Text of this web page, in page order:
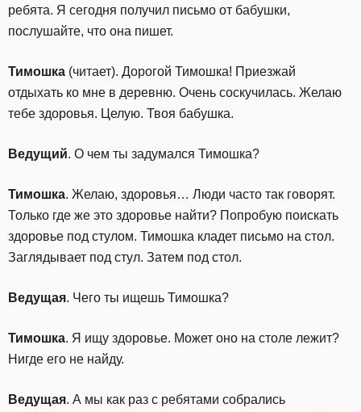
ребята. Я сегодня получил письмо от бабушки,
послушайте, что она пишет.
Тимошка (читает). Дорогой Тимошка! Приезжай
отдыхать ко мне в деревню. Очень соскучилась. Желаю
тебе здоровья. Целую. Твоя бабушка.
Ведущий. О чем ты задумался Тимошка?
Тимошка. Желаю, здоровья… Люди часто так говорят.
Только где же это здоровье найти? Попробую поискать
здоровье под стулом. Тимошка кладет письмо на стол.
Заглядывает под стул. Затем под стол.
Ведущая. Чего ты ищешь Тимошка?
Тимошка. Я ищу здоровье. Может оно на столе лежит?
Нигде его не найду.
Ведущая. А мы как раз с ребятами собрались